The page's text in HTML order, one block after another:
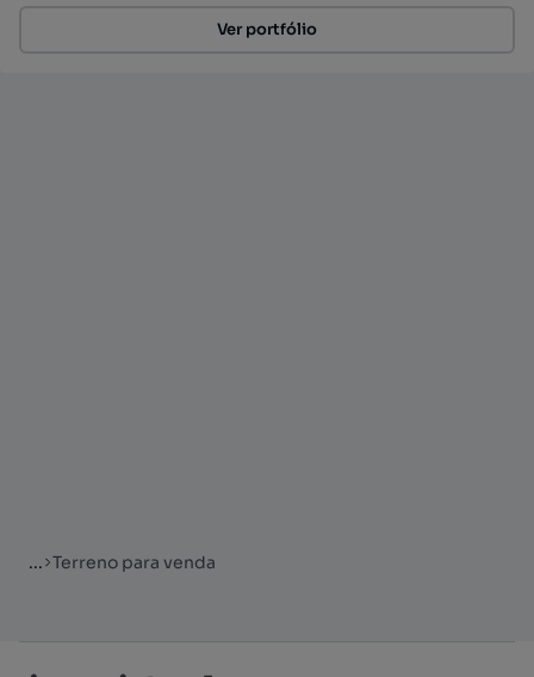
Ver portfólio
... Terreno para venda